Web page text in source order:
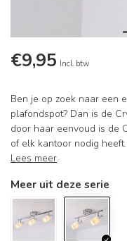
€9,95 Incl. btw
Ben je op zoek naar een
plafondspot? Dan is de
door haar eenvoud is de
of elk kantoor nodig
Lees meer.
Meer uit deze serie